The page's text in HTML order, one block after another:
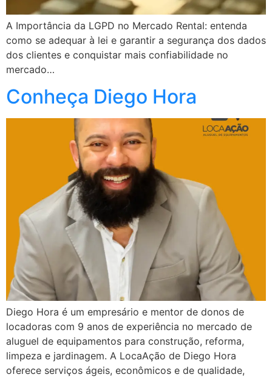
A Importância da LGPD no Mercado Rental: entenda
como se adequar à lei e garantir a segurança dos dados
dos clientes e conquistar mais confiabilidade no
mercado…
Conheça Diego Hora
Diego Hora é um empresário e mentor de donos de
locadoras com 9 anos de experiência no mercado de
aluguel de equipamentos para construção, reforma,
limpeza e jardinagem. A LocaAção de Diego Hora
oferece serviços ágeis, econômicos e de qualidade,